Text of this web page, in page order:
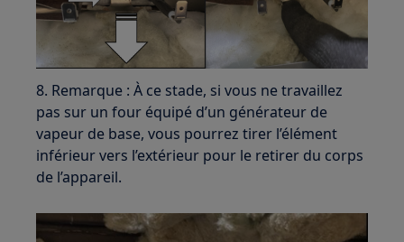
8. Remarque : À ce stade, si vous ne travaillez
pas sur un four équipé d’un générateur de
vapeur de base, vous pourrez tirer l’élément
inférieur vers l’extérieur pour le retirer du corps
de l’appareil.